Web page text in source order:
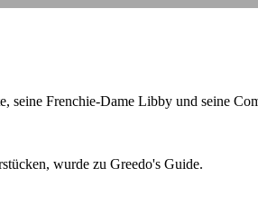
seine Frenchie-Dame Libby und seine
wurde zu Greedo's Guide.